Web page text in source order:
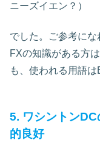
ニーズイエン？）
でした。ご参考にな
FXの知識がある方
も、使われる用語
5. ワシントン
的良好